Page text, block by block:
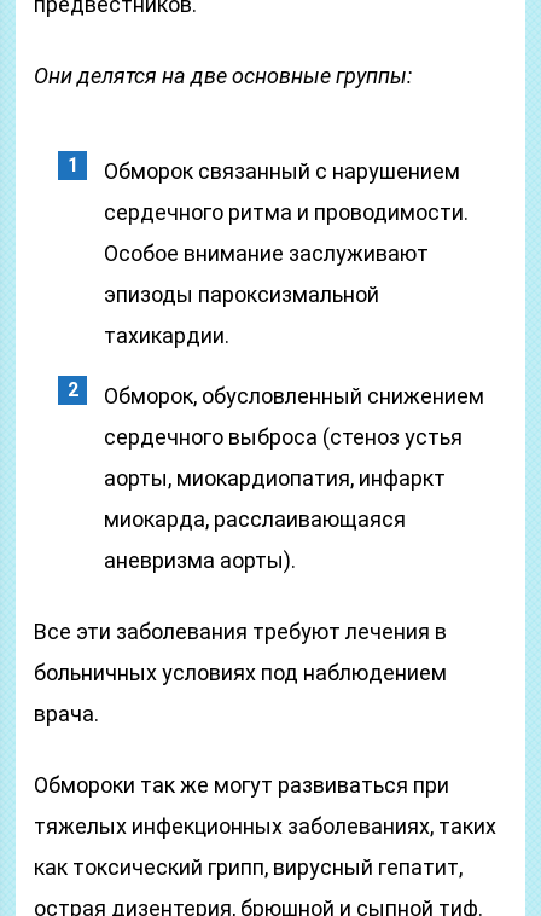
Они делятся на две основные группы:
Обморок связанный с нарушением
сердечного ритма и проводимости.
Особое внимание заслуживают
эпизоды пароксизмальной
тахикардии.
Обморок, обусловленный снижением
сердечного выброса (стеноз устья
аорты, миокардиопатия, инфаркт
миокарда, расслаивающаяся
аневризма аорты).
Все эти заболевания требуют лечения в
больничных условиях под наблюдением
врача.
Обмороки так же могут развиваться при
тяжелых инфекционных заболеваниях, таких
как токсический грипп, вирусный гепатит,
острая дизентерия, брюшной и сыпной тиф.